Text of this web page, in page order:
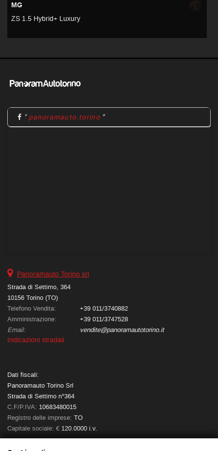
MG
ZS 1.5 Hybrid+ Luxury
" panoramauto.torino
Panoramauto Torino srl
Strada di Settimo, 364
10156 Torino (TO)
Telefono Vendita:
+39 011/3740882
Amministrazione:
+39 011/3747528
Email:
vendite@panoramautotorino.it
Indicazioni stradali
Dati fiscali:
Panoramauto Torino Srl
Strada di Settimo n°364
C.F/P.IVA: 10683480015
Registro delle imprese: TO
Capitale sociale: € 120.0000 i.v.